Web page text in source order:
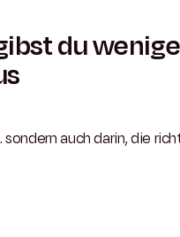
du
auch darin, die